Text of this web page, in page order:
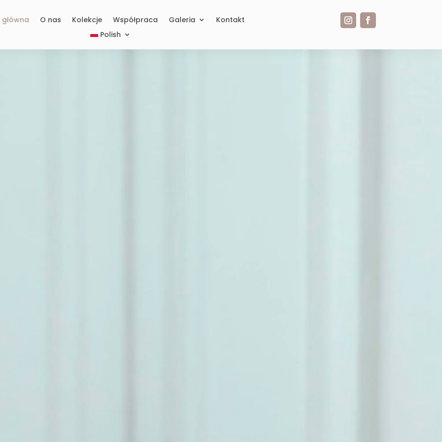
O nas Kolekcje Współpraca Galeria
Kontakt
Polish